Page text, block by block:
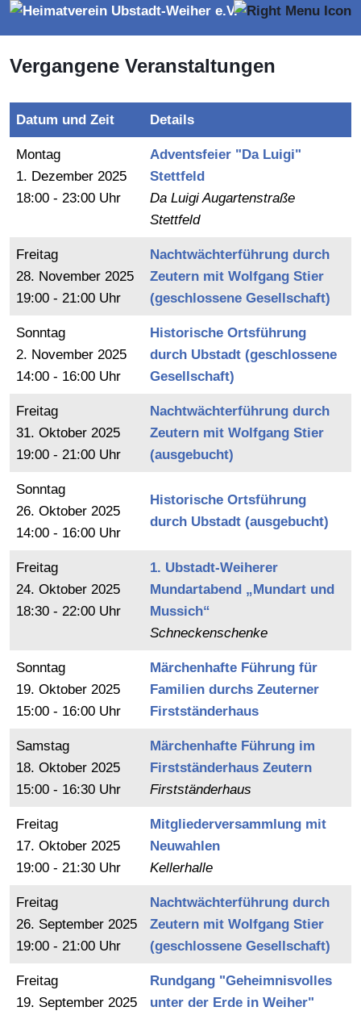
Vergangene Veranstaltungen
Datum und Zeit Details
Montag
1. Dezember 2025
18:00 - 23:00 Uhr
Adventsfeier "Da Luigi"
Stettfeld
Da Luigi Augartenstraße
Stettfeld
Freitag
28. November 2025
19:00 - 21:00 Uhr
Nachtwächterführung durch
Zeutern mit Wolfgang Stier
(geschlossene Gesellschaft)
Sonntag
2. November 2025
14:00 - 16:00 Uhr
Historische Ortsführung
durch Ubstadt (geschlossene
Gesellschaft)
Freitag
31. Oktober 2025
19:00 - 21:00 Uhr
Nachtwächterführung durch
Zeutern mit Wolfgang Stier
(ausgebucht)
Sonntag
26. Oktober 2025
14:00 - 16:00 Uhr
Historische Ortsführung
durch Ubstadt (ausgebucht)
Freitag
24. Oktober 2025
18:30 - 22:00 Uhr
1. Ubstadt-Weiherer
Mundartabend „Mundart und
Mussich“
Schneckenschenke
Sonntag
19. Oktober 2025
15:00 - 16:00 Uhr
Märchenhafte Führung für
Familien durchs Zeuterner
Firstständerhaus
Samstag
18. Oktober 2025
15:00 - 16:30 Uhr
Märchenhafte Führung im
Firstständerhaus Zeutern
Firstständerhaus
Freitag
17. Oktober 2025
19:00 - 21:30 Uhr
Mitgliederversammlung mit
Neuwahlen
Kellerhalle
Freitag
26. September 2025
19:00 - 21:00 Uhr
Nachtwächterführung durch
Zeutern mit Wolfgang Stier
(geschlossene Gesellschaft)
Freitag
19. September 2025
Rundgang "Geheimnisvolles
unter der Erde in Weiher"